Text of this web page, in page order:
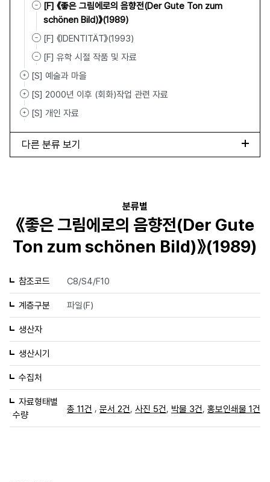
[F] 《좋은 그림에로의 음향전(Der Gute Ton zum
schönen Bild)》(1989)
[F] 《IDENTITÄT》(1993)
[F] 유학 시절 작품 및 자료
[S] 예술과 마을
[S] 2000년 이후 (회화)작업 관련 자료
[S] 개인 자료
다른 분류 보기
분류별
《좋은 그림에로의 음향전(Der Gute
Ton zum schönen Bild)》(1989)
참조코드 C8/S4/F10
계층구분 파일(F)
생산자
생산시기
수집처
자료형태별
수량
총 11건 문서 2건 사진 5건 박물 3건 홍보인쇄물 1건